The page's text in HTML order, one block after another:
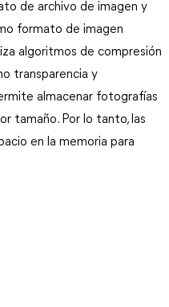
de archivo de imagen y
formato de imagen
algoritmos de compresión
transparencia y
almacenar fotografías
tamaño. Por lo tanto, las
en la memoria para